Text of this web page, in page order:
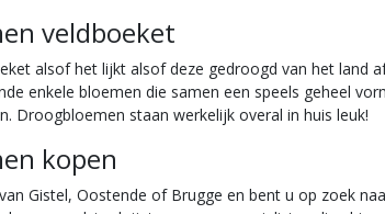
veldboeket
alsof het lijkt alsof deze gedroogd van het land
enkele bloemen die samen een speels geheel
Droogbloemen staan werkelijk overal in huis leuk!
kopen
Gistel, Oostende of Brugge en bent u op zoek